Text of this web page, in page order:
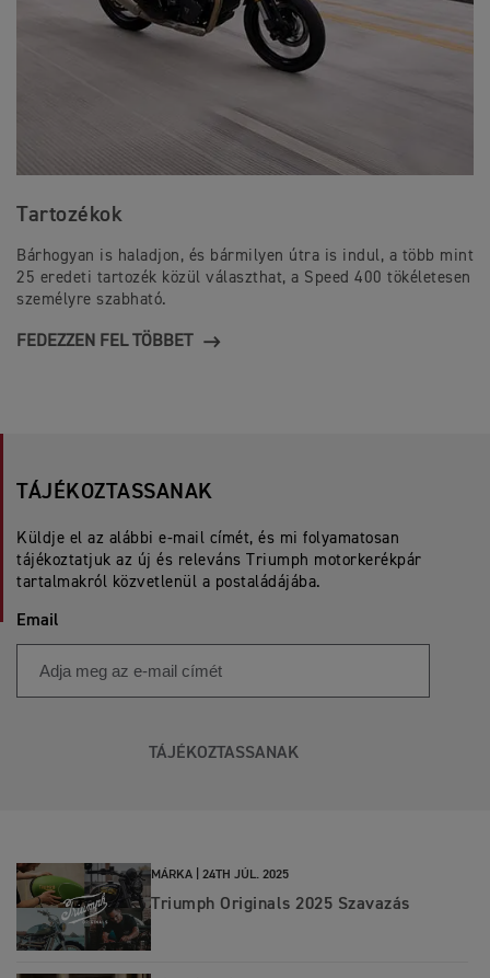
Tartozékok
Bárhogyan is haladjon, és bármilyen útra is indul, a több mint
25 eredeti tartozék közül választhat, a Speed 400 tökéletesen
személyre szabható.
FEDEZZEN FEL TÖBBET
TÁJÉKOZTASSANAK
Küldje el az alábbi e-mail címét, és mi folyamatosan
tájékoztatjuk az új és releváns Triumph motorkerékpár
tartalmakról közvetlenül a postaládájába.
Email
TÁJÉKOZTASSANAK
MÁRKA | 24TH JÚL. 2025
Triumph Originals 2025 Szavazás